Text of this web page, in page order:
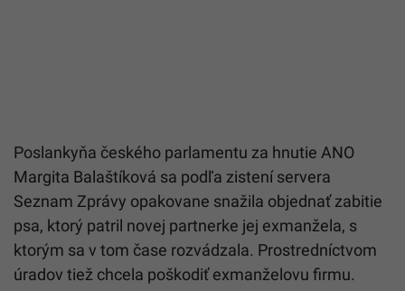
Poslankyňa českého parlamentu za hnutie ANO
Margita Balaštíková sa podľa zistení servera
Seznam Zprávy opakovane snažila objednať zabitie
psa, ktorý patril novej partnerke jej exmanžela, s
ktorým sa v tom čase rozvádzala. Prostredníctvom
úradov tiež chcela poškodiť exmanželovu firmu.